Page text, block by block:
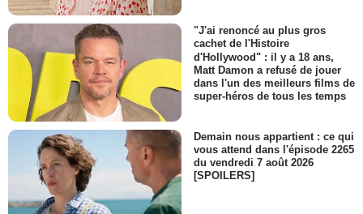
"J'ai renoncé au plus gros
cachet de l'Histoire
d'Hollywood" : il y a 18 ans,
Matt Damon a refusé de jouer
dans l'un des meilleurs films de
super-héros de tous les temps
Demain nous appartient : ce qui
vous attend dans l'épisode 2265
du vendredi 7 août 2026
[SPOILERS]